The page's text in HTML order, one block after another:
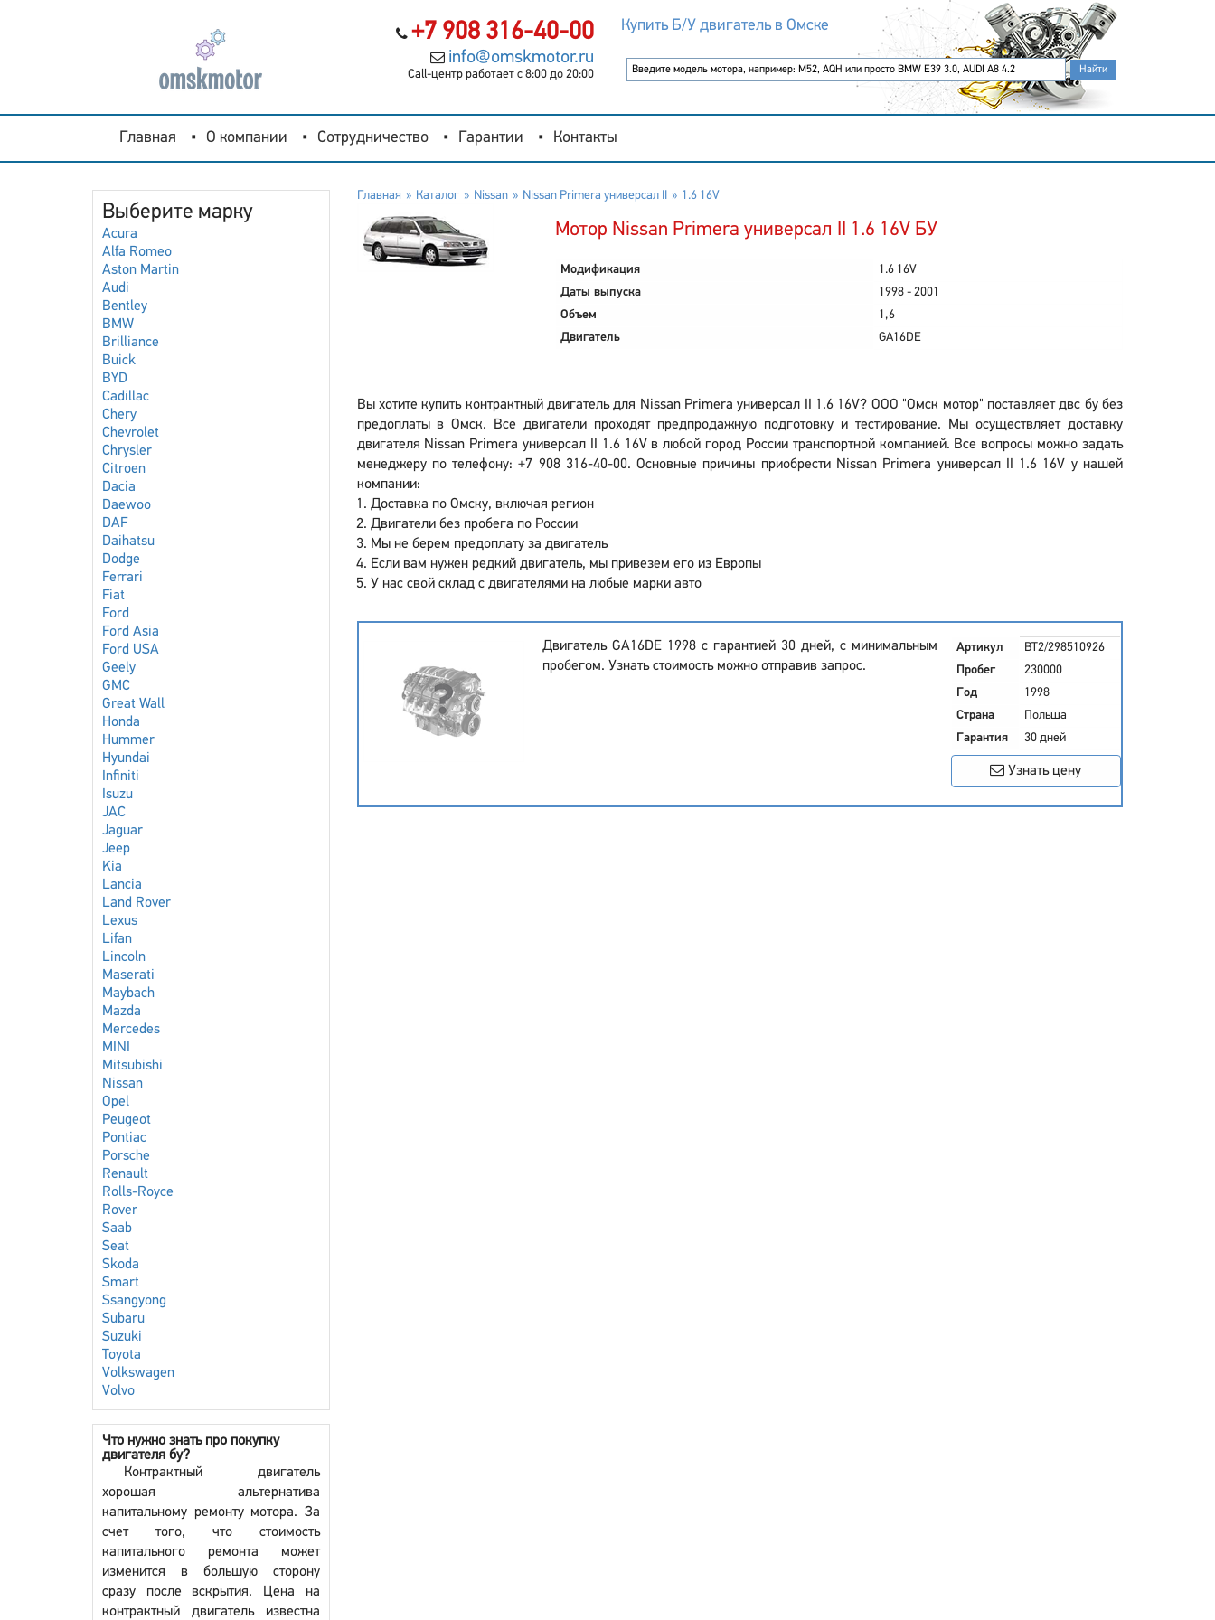
+7 908 316-40-00
info@omskmotor.ru
Call-центр работает с 8:00 до 20:00
Купить Б/У двигатель в Омске
Главная О компании Сотрудничество Гарантии Контакты
Выберите марку
Acura
Alfa Romeo
Aston Martin
Audi
Bentley
BMW
Brilliance
Buick
BYD
Cadillac
Chery
Chevrolet
Chrysler
Citroen
Dacia
Daewoo
DAF
Daihatsu
Dodge
Ferrari
Fiat
Ford
Ford Asia
Ford USA
Geely
GMC
Great Wall
Honda
Hummer
Hyundai
Infiniti
Isuzu
JAC
Jaguar
Jeep
Kia
Lancia
Land Rover
Lexus
Lifan
Lincoln
Maserati
Maybach
Mazda
Mercedes
MINI
Mitsubishi
Nissan
Opel
Peugeot
Pontiac
Porsche
Renault
Rolls-Royce
Rover
Saab
Seat
Skoda
Smart
Ssangyong
Subaru
Suzuki
Toyota
Volkswagen
Volvo
Что нужно знать про покупку
двигателя бу?
Контрактный двигатель
хорошая альтернатива
капитальному ремонту мотора. За
счет того, что стоимость
капитального ремонта может
изменится в большую сторону
сразу после вскрытия. Цена на
контрактный двигатель известна
Главная Каталог Nissan Nissan Primera универсал II 1.6 16V
Мотор Nissan Primera универсал II 1.6 16V БУ
Модификация
1.6 16V
Даты выпуска
1998 - 2001
Объем
1,6
Двигатель
GA16DE
Вы хотите купить контрактный двигатель для Nissan Primera универсал II 1.6 16V? ООО "Омск мотор" поставляет двс бу без
предоплаты в Омск. Все двигатели проходят предпродажную подготовку и тестирование. Мы осуществляет доставку
двигателя Nissan Primera универсал II 1.6 16V в любой город России транспортной компанией. Все вопросы можно задать
менеджеру по телефону: +7 908 316-40-00. Основные причины приобрести Nissan Primera универсал II 1.6 16V у нашей
компании:
Доставка по Омску, включая регион
Двигатели без пробега по России
Мы не берем предоплату за двигатель
Если вам нужен редкий двигатель, мы привезем его из Европы
У нас свой склад с двигателями на любые марки авто
Двигатель GA16DE 1998 с гарантией 30 дней, с минимальным
пробегом. Узнать стоимость можно отправив запрос.
Артикул
BT2/298510926
Пробег
230000
Год
1998
Страна
Польша
Гарантия
30 дней
Узнать цену